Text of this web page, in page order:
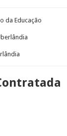
da Educação